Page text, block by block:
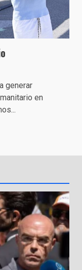
generar
en